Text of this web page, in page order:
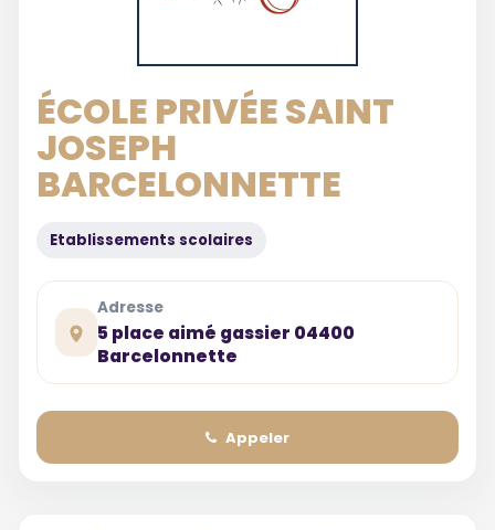
ÉCOLE PRIVÉE SAINT
JOSEPH
BARCELONNETTE
Etablissements scolaires
Adresse
5 place aimé gassier 04400
Barcelonnette
Appeler